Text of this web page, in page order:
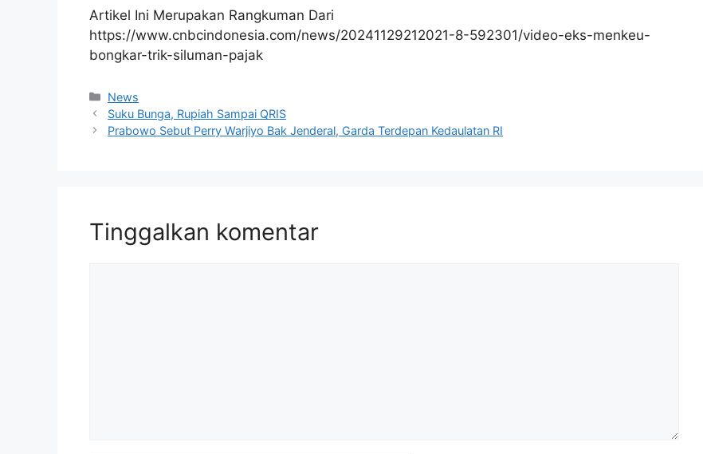
Artikel Ini Merupakan Rangkuman Dari
https://www.cnbcindonesia.com/news/20241129212021-8-592301/video-eks-menkeu-
bongkar-trik-siluman-pajak
Kategori
News
Suku Bunga, Rupiah Sampai QRIS
Prabowo Sebut Perry Warjiyo Bak Jenderal, Garda Terdepan Kedaulatan RI
Tinggalkan komentar